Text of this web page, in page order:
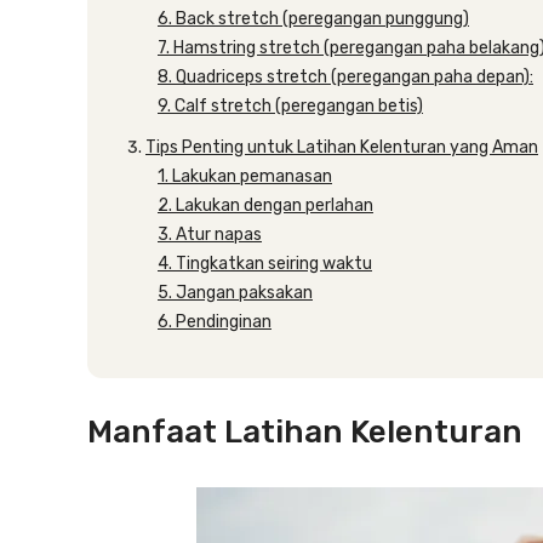
6. Back stretch (peregangan punggung)
7. Hamstring stretch (peregangan paha
8. Quadriceps stretch (peregangan paha depan):
9. Calf stretch (peregangan betis)
Tips Penting untuk Latihan Kelenturan yang Aman
1. Lakukan pemanasan
2. Lakukan dengan perlahan
3. Atur napas
4. Tingkatkan seiring waktu
5. Jangan paksakan
6. Pendinginan
Manfaat Latihan Kelenturan